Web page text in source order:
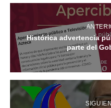
Histórica advertencia
parte del